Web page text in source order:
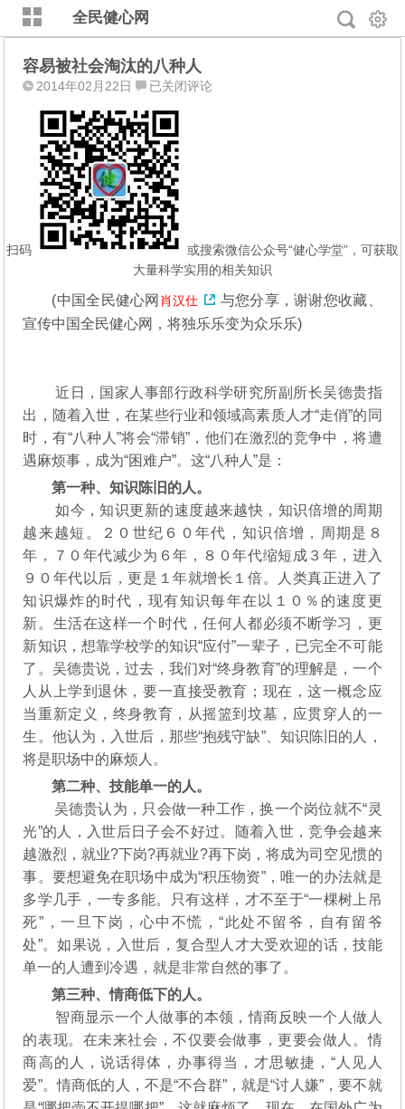
全民健心网
容易被社会淘汰的八种人
2014年02月22日
容
被
社
会
淘
汰
的
八
种
已关闭评论
扫码
或搜索微信公众号“健心学堂”，可获取
大量科学实用的相关知识
(中国全民健心网 肖汉仕
与您分享，谢谢您收藏、
宣传中国全民健心网，将独乐乐变为众乐乐)
近日，国家人事部行政科学研究所副所长吴德贵指
出，随着入世，在某些行业和领域高素质人才“走俏”的同
时，有“八种人”将会“滞销”，他们在激烈的竞争中，将遭
遇麻烦事，成为“困难户”。这“八种人”是：
第一种、知识陈旧的人。
如今，知识更新的速度越来越快，知识倍增的周期
越来越短。２０世纪６０年代，知识倍增，周期是８
年，７０年代减少为６年，８０年代缩短成３年，进入
９０年代以后，更是１年就增长１倍。人类真正进入了
知识爆炸的时代，现有知识每年在以１０％的速度更
新。生活在这样一个时代，任何人都必须不断学习，更
新知识，想靠学校学的知识“应付”一辈子，已完全不可能
了。吴德贵说，过去，我们对“终身教育”的理解是，一个
人从上学到退休，要一直接受教育；现在，这一概念应
当重新定义，终身教育，从摇篮到坟墓，应贯穿人的一
生。他认为，入世后，那些“抱残守缺”、知识陈旧的人，
将是职场中的麻烦人。
第二种、技能单一的人。
吴德贵认为，只会做一种工作，换一个岗位就不“灵
光”的人，入世后日子会不好过。随着入世，竞争会越来
越激烈，就业?下岗?再就业?再下岗，将成为司空见惯的
事。要想避免在职场中成为“积压物资”，唯一的办法就是
多学几手，一专多能。只有这样，才不至于“一棵树上吊
死”，一旦下岗，心中不慌，“此处不留爷，自有留爷
处”。如果说，入世后，复合型人才大受欢迎的话，技能
单一的人遭到冷遇，就是非常自然的事了。
第三种、情商低下的人。
智商显示一个人做事的本领，情商反映一个人做人
的表现。在未来社会，不仅要会做事，更要会做人。情
商高的人，说话得体，办事得当，才思敏捷，“人见人
爱”。情商低的人，不是“不合群”，就是“讨人嫌”，要不就